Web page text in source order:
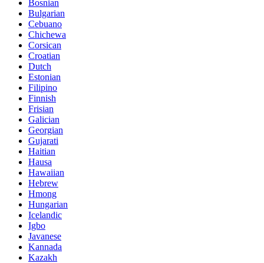
Bosnian
Bulgarian
Cebuano
Chichewa
Corsican
Croatian
Dutch
Estonian
Filipino
Finnish
Frisian
Galician
Georgian
Gujarati
Haitian
Hausa
Hawaiian
Hebrew
Hmong
Hungarian
Icelandic
Igbo
Javanese
Kannada
Kazakh